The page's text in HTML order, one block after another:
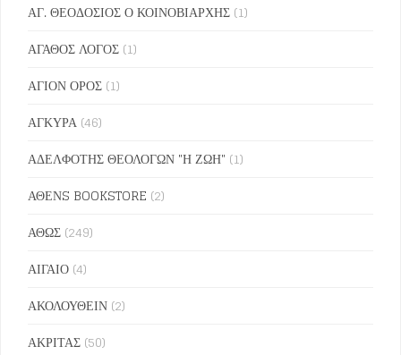
ΑΓ. ΘΕΟΔΟΣΙΟΣ Ο ΚΟΙΝΟΒΙΑΡΧΗΣ (1)
ΑΓΑΘΟΣ ΛΟΓΟΣ (1)
ΑΓΙΟΝ ΟΡΟΣ (1)
ΑΓΚΥΡΑ (46)
ΑΔΕΛΦΟΤΗΣ ΘΕΟΛΟΓΩΝ "Η ΖΩΗ" (1)
ΑΘΕΝS BOOKSTORE (2)
ΑΘΩΣ (249)
ΑΙΓΑΙΟ (4)
ΑΚΟΛΟΥΘΕΙΝ (2)
ΑΚΡΙΤΑΣ (50)